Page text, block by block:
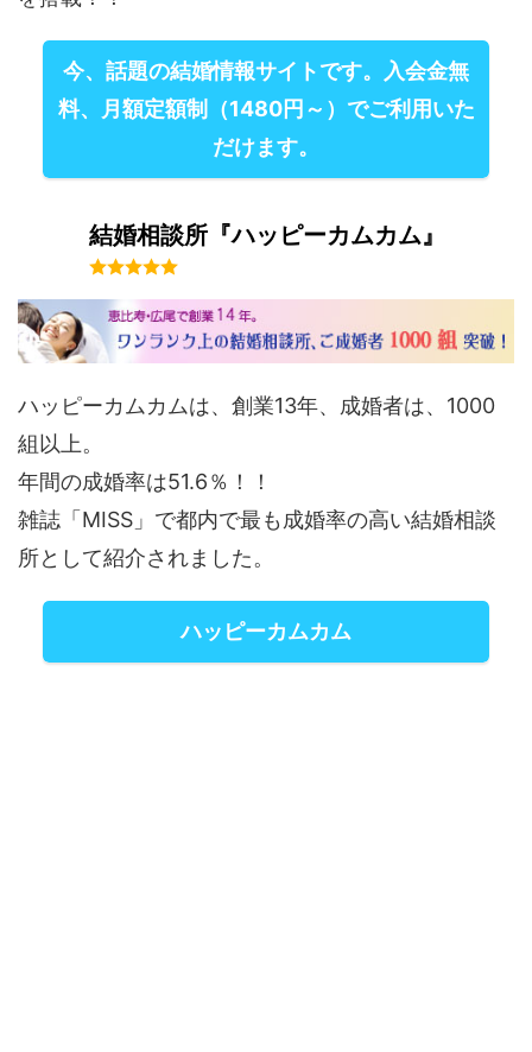
今、話題の結婚情報サイトです。入会金無
料、月額定額制（1480円～）でご利用いた
だけます。
結婚相談所『ハッピーカムカム』
ハッピーカムカムは、創業13年、成婚者は、1000
組以上。
年間の成婚率は51.6％！！
雑誌「MISS」で都内で最も成婚率の高い結婚相談
所として紹介されました。
ハッピーカムカム